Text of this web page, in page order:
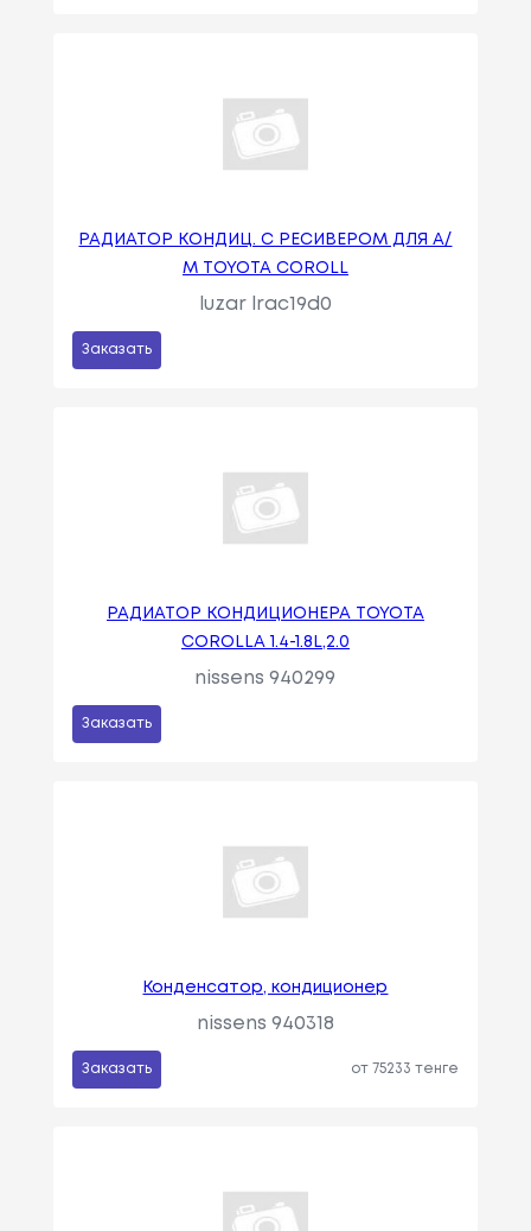
РАДИАТОР КОНДИЦ. С РЕСИВЕРОМ ДЛЯ А/
М TOYOTA COROLL
luzar lrac19d0
Заказать
РАДИАТОР КОНДИЦИОНЕРА TOYOTA
COROLLA 1.4-1.8L,2.0
nissens 940299
Заказать
Конденсатор, кондиционер
nissens 940318
Заказать от 75233 тенге